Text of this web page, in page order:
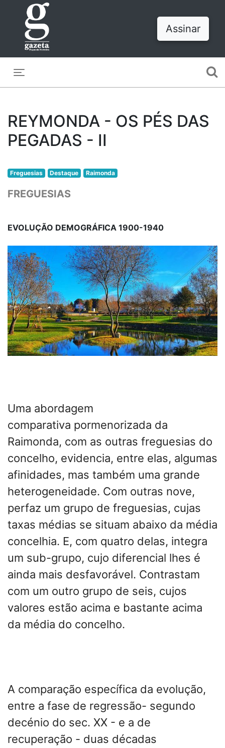
Assinar
REYMONDA - OS PÉS DAS
PEGADAS - II
Freguesias Destaque Raimonda
FREGUESIAS
EVOLUÇÃO DEMOGRÁFICA 1900-1940
Uma abordagem
comparativa pormenorizada da
Raimonda, com as outras freguesias do
concelho, evidencia, entre elas, algumas
afinidades, mas também uma grande
heterogeneidade. Com outras nove,
perfaz um grupo de freguesias, cujas
taxas médias se situam abaixo da média
concelhia. E, com quatro delas, integra
um sub-grupo, cujo diferencial lhes é
ainda mais desfavorável. Contrastam
com um outro grupo de seis, cujos
valores estão acima e bastante acima
da média do concelho.
A comparação específica da evolução,
entre a fase de regressão- segundo
decénio do sec. XX - e a de
recuperação - duas décadas